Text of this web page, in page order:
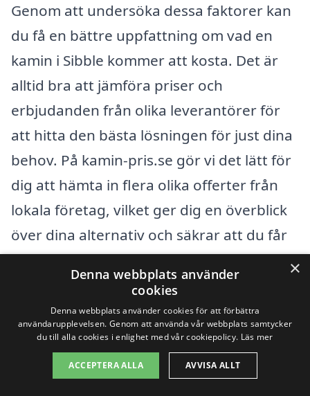
Genom att undersöka dessa faktorer kan
du få en bättre uppfattning om vad en
kamin i Sibble kommer att kosta. Det är
alltid bra att jämföra priser och
erbjudanden från olika leverantörer för
att hitta den bästa lösningen för just dina
behov. På kamin-pris.se gör vi det lätt för
dig att hämta in flera olika offerter från
lokala företag, vilket ger dig en överblick
över dina alternativ och säkrar att du får
ett konkurrenskraftigt pris.
Oavsett om du letar efter en modern
kamin, en traditionell vedkamin eller
något mittemellan, så kan du lita på att vi
hjälper dig att hitta rätt expertis och det
×
Denna webbplats använder
cookies
Denna webbplats använder cookies för att förbättra
användarupplevelsen. Genom att använda vår webbplats samtycker
du till alla cookies i enlighet med vår cookiepolicy. Läs mer
ACCEPTERA ALLA AVVISA ALLT